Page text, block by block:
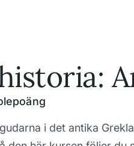
i det antika